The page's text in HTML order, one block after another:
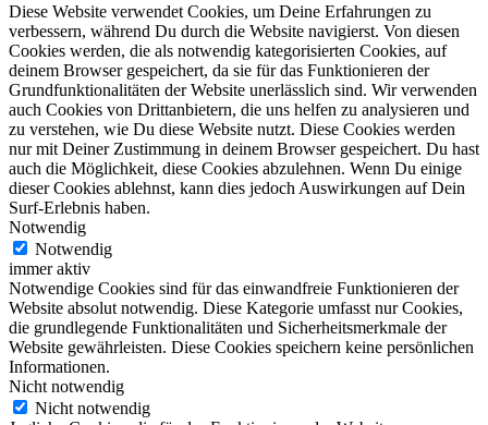
Diese Website verwendet Cookies, um Deine Erfahrungen zu
verbessern, während Du durch die Website navigierst. Von diesen
Cookies werden, die als notwendig kategorisierten Cookies, auf
deinem Browser gespeichert, da sie für das Funktionieren der
Grundfunktionalitäten der Website unerlässlich sind. Wir verwenden
auch Cookies von Drittanbietern, die uns helfen zu analysieren und
zu verstehen, wie Du diese Website nutzt. Diese Cookies werden
nur mit Deiner Zustimmung in deinem Browser gespeichert. Du hast
auch die Möglichkeit, diese Cookies abzulehnen. Wenn Du einige
dieser Cookies ablehnst, kann dies jedoch Auswirkungen auf Dein
Surf-Erlebnis haben.
Notwendig
Notwendig
immer aktiv
Notwendige Cookies sind für das einwandfreie Funktionieren der
Website absolut notwendig. Diese Kategorie umfasst nur Cookies,
die grundlegende Funktionalitäten und Sicherheitsmerkmale der
Website gewährleisten. Diese Cookies speichern keine persönlichen
Informationen.
Nicht notwendig
Nicht notwendig